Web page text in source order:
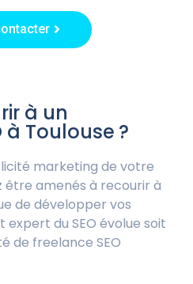
à un
Toulouse ?
marketing de votre
être amenés à recourir à
de développer vos
expert du SEO évolue soit
de freelance SEO